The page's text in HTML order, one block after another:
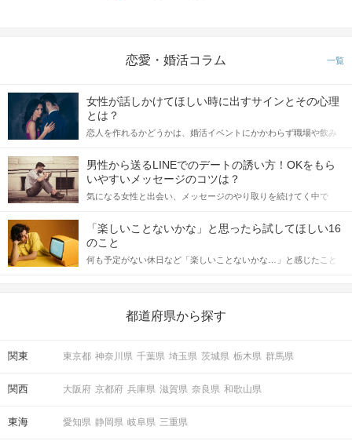
恋愛・婚活コラム 一覧
女性が話しかけてほしい時に出すサインとその心理
とは？
恋人を作れるかどうかは、婚活イベントにかかわらず職場や飲み
てアプローチできるかにも左右されます。 これから恋人作りを本
格的に始めようとしている方は、女性が異性を求めて出すサイン
をしっかりと理解し、正しい行動に移せるかどうかが重要。 この
記事では、女性が話しかけて欲しい時に出すサインとその心理を
合にどのような行動に繋げるべきかをご紹介していきます。
男性から送るLINEでのデートの誘い方！OKをもら
いやすいメッセージのコツは？
気になる女性と出会い、メッセージのやり取りを続けてく中で
しかし、中には「どう誘ったらいいの？」とお困りの男性もいら
っしゃるのではないでしょうか。 そこで今回は、男性から女性へ
送るLINEでのデートの誘い方のコツをご紹介します。例文も混じ
えながら解説するので、ぜひ参考にしてください。
「楽しいことないかな」と思ったら試してほしい16
のこと
何も予定がない休日など「楽しいことないかな…」と感じたこと
の楽しいことアイデアを集めました♪ いままさに楽しいことを探し
都道府県から探す
関東 東京都 神奈川県 千葉県 埼玉県 茨城県 栃木県 群馬県
関西 大阪府 京都府 兵庫県 滋賀県 奈良県 和歌山県
東海 愛知県 静岡県 岐阜県 三重県